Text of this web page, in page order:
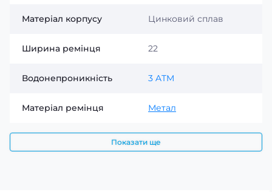
Матеріал корпусу Цинковий сплав
Ширина ремінця 22
Водонепроникність 3 ATM
Матеріал ремінця Метал
Показати ще